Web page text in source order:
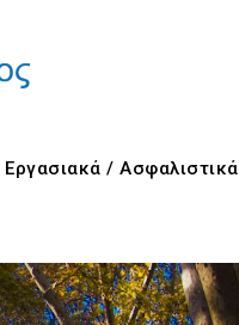
Εργασιακά / Ασφαλιστικά